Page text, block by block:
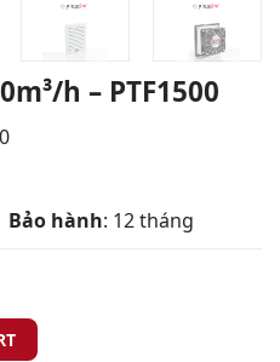
h – PTF1500
Bảo hành: 12 tháng